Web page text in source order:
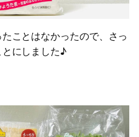
ことはなかったので、さっ
にしました♪